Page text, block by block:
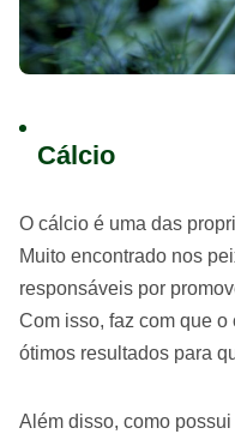
Cálcio
O cálcio é uma das
Muito encontrado nos
responsáveis por
Com isso, faz com que
ótimos resultados para
Além disso, como